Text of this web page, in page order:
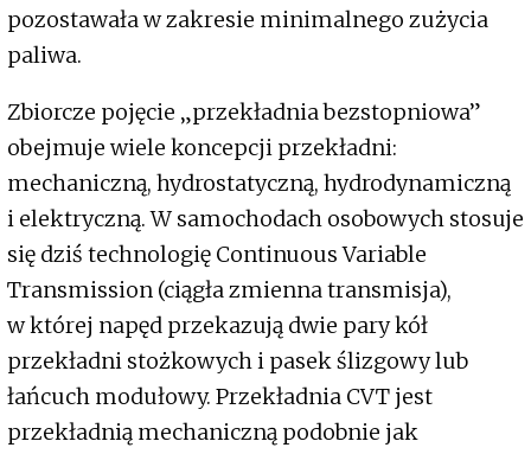
pozostawała w zakresie minimalnego zużycia
paliwa.
Zbiorcze pojęcie „przekładnia bezstopniowa”
obejmuje wiele koncepcji przekładni:
mechaniczną, hydrostatyczną, hydrodynamiczną
i elektryczną. W samochodach osobowych stosuje
się dziś technologię Continuous Variable
Transmission (ciągła zmienna transmisja),
w której napęd przekazują dwie pary kół
przekładni stożkowych i pasek ślizgowy lub
łańcuch modułowy. Przekładnia CVT jest
przekładnią mechaniczną podobnie jak